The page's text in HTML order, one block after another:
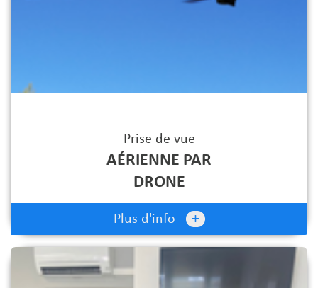
Prise de vue
AÉRIENNE PAR
DRONE
Plus d'info +